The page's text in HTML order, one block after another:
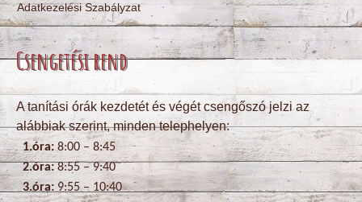
Adatkezelési Szabályzat
Csengetési rend
A tanítási órák kezdetét és végét csengőszó jelzi az
alábbiak szerint, minden telephelyen:
1.óra:8:00 – 8:45
2.óra: 8:55 – 9:40
3.óra: 9:55 – 10:40